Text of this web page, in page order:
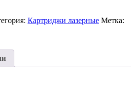
Картриджи лазерные Метка: